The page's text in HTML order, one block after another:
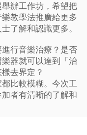
辦工作坊，希望把
教學法推廣給更多
了解和認識更多。
行音樂治療？是否
器就可以達到「治
去界定？
比較模糊。今次工
者有清晰的了解和